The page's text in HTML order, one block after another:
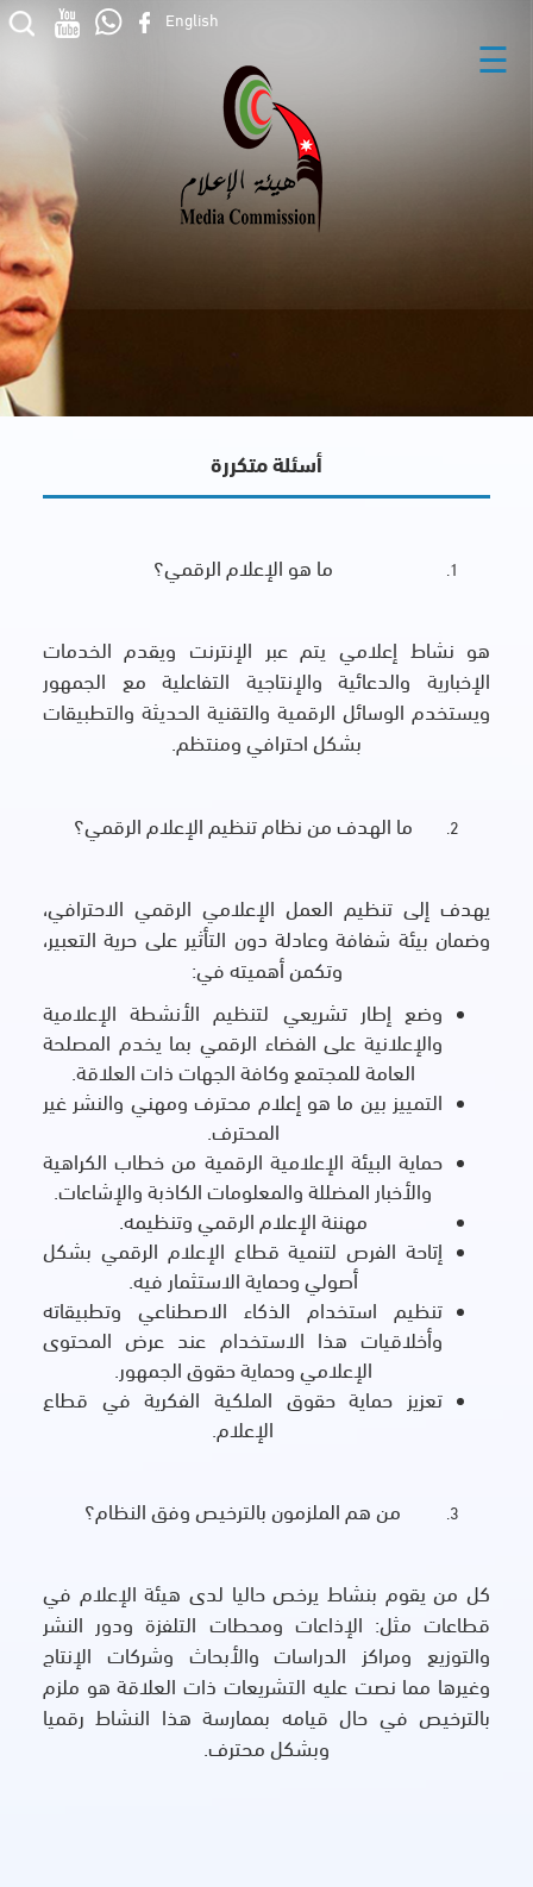
English
☰
أسئلة متكررة
ما هو الإعلام الرقمي؟
هو نشاط إعلامي يتم عبر الإنترنت ويقدم الخدمات
الإخبارية والدعائية والإنتاجية التفاعلية مع الجمهور
ويستخدم الوسائل الرقمية والتقنية الحديثة والتطبيقات
بشكل احترافي ومنتظم.
ما الهدف من نظام تنظيم الإعلام الرقمي؟
يهدف إلى تنظيم العمل الإعلامي الرقمي الاحترافي،
وضمان بيئة شفافة وعادلة دون التأثير على حرية التعبير،
وتكمن أهميته في:
وضع إطار تشريعي لتنظيم الأنشطة الإعلامية
والإعلانية على الفضاء الرقمي بما يخدم المصلحة
العامة للمجتمع وكافة الجهات ذات العلاقة.
التمييز بين ما هو إعلام محترف ومهني والنشر غير
المحترف.
حماية البيئة الإعلامية الرقمية من خطاب الكراهية
والأخبار المضللة والمعلومات الكاذبة والإشاعات.
مهننة الإعلام الرقمي وتنظيمه.
إتاحة الفرص لتنمية قطاع الإعلام الرقمي بشكل
أصولي وحماية الاستثمار فيه.
تنظيم استخدام الذكاء الاصطناعي وتطبيقاته
وأخلاقيات هذا الاستخدام عند عرض المحتوى
الإعلامي وحماية حقوق الجمهور.
تعزيز حماية حقوق الملكية الفكرية في قطاع
الإعلام.
من هم الملزمون بالترخيص وفق النظام؟
كل من يقوم بنشاط يرخص حاليا لدى هيئة الإعلام في
قطاعات مثل: الإذاعات ومحطات التلفزة ودور النشر
والتوزيع ومراكز الدراسات والأبحاث وشركات الإنتاج
وغيرها مما نصت عليه التشريعات ذات العلاقة هو ملزم
بالترخيص في حال قيامه بممارسة هذا النشاط رقميا
وبشكل محترف.